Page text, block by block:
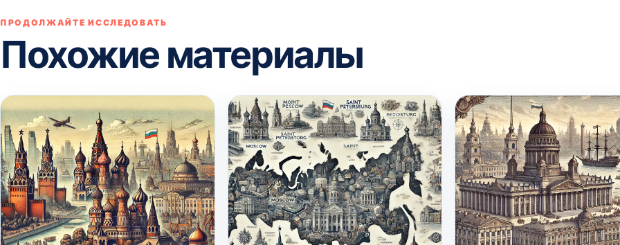
ПРОДОЛЖАЙТЕ ИССЛЕДОВАТЬ
Похожие материалы